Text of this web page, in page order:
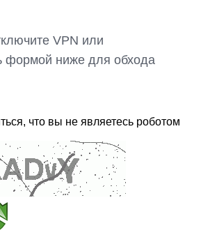
VPN или
формой ниже для обхода
что вы не являетесь роботом